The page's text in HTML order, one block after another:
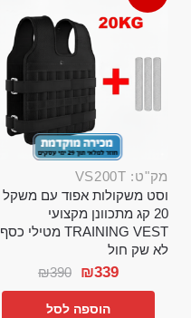
מק"ט: VS200T
וסט משקולות אפוד עם משקל
20 קג מתכוונן מקצועי
TRAINING VEST מטילי כסף
לא שק חול
₪390 ₪339
הוספה לסל